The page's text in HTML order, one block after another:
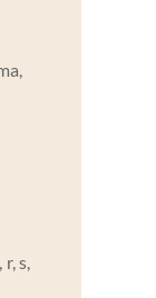
r, s,